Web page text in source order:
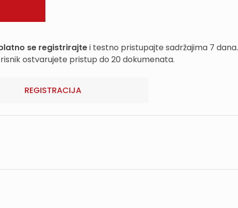
se registrirajtei testno pristupajte sadržajima 7 dana.
ostvarujete pristup do 20 dokumenata.
REGISTRACIJA